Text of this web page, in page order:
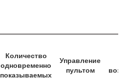
Количество
одновременно
показываемых
Управление
пультом